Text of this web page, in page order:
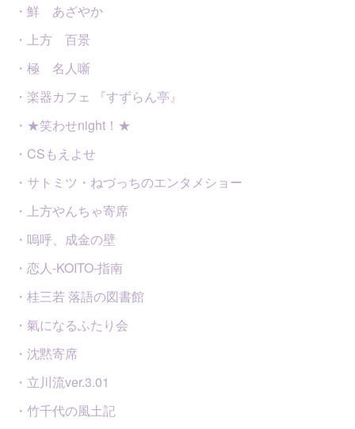
・鮮 あざやか
・上方 百景
・極 名人噺
・楽器カフェ 『すずらん亭』
・★笑わせnight！★
・CSもえよせ
・サトミツ・ねづっちのエンタメショー
・上方やんちゃ寄席
・嗚呼、成金の壁
・恋人-KOITO-指南
・桂三若 落語の図書館
・氣になるふたり会
・沈黙寄席
・立川流ver.3.01
・竹千代の風土記